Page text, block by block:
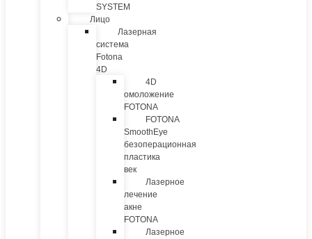
SYSTEM
Лицо
Лазерная
система
Fotona
4D
4D
омоложение
FOTONA
FOTONA
SmoothEye
безоперационная
пластика
век
Лазерное
лечение
акне
FOTONA
Лазерное